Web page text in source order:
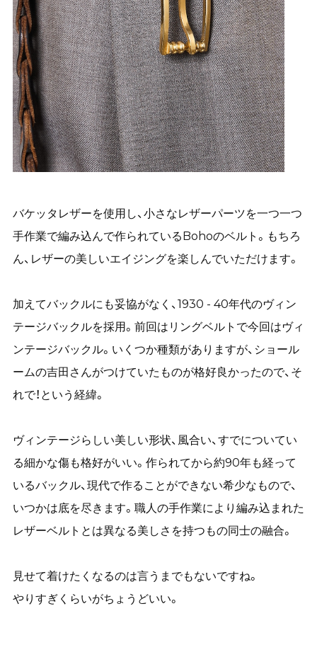
バケッタレザーを使用し、小さなレザーパーツを一つ一つ
手作業で編み込んで作られているBohoのベルト。もちろ
ん、レザーの美しいエイジングを楽しんでいただけます。
加えてバックルにも妥協がなく、1930 - 40年代のヴィン
テージバックルを採用。前回はリングベルトで今回はヴィ
ンテージバックル。いくつか種類がありますが、ショール
ームの吉田さんがつけていたものが格好良かったので、そ
れで！という経緯。
ヴィンテージらしい美しい形状、風合い、すでについてい
る細かな傷も格好がいい。作られてから約90年も経って
いるバックル、現代で作ることができない希少なもので、
いつかは底を尽きます。職人の手作業により編み込まれた
レザーベルトとは異なる美しさを持つもの同士の融合。
見せて着けたくなるのは言うまでもないですね。
やりすぎくらいがちょうどいい。